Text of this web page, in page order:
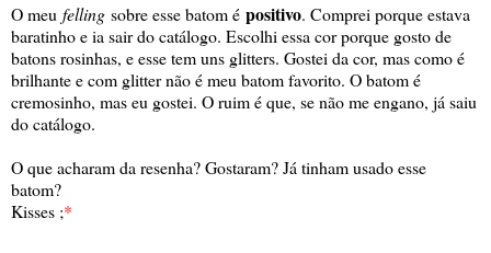
O meu felling sobre esse batom é positivo. Comprei porque estava
baratinho e ia sair do catálogo. Escolhi essa cor porque gosto de
batons rosinhas, e esse tem uns glitters. Gostei da cor, mas como é
brilhante e com glitter não é meu batom favorito. O batom é
cremosinho, mas eu gostei. O ruim é que, se não me engano, já saiu
do catálogo.
O que acharam da resenha? Gostaram? Já tinham usado esse
batom?
Kisses ;*